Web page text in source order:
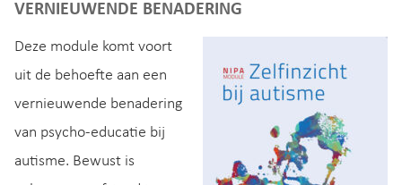
VERNIEUWENDE BENADERING
Deze module komt voort
uit de behoefte aan een
vernieuwende benadering
van psycho-educatie bij
autisme. Bewust is